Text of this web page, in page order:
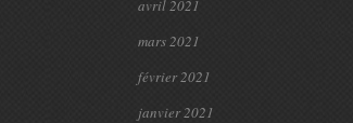
avril 2021
mars 2021
février 2021
janvier 2021